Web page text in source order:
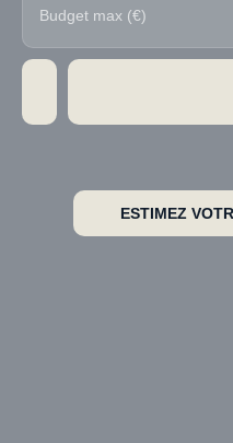
Budget max (€)
ESTIMEZ